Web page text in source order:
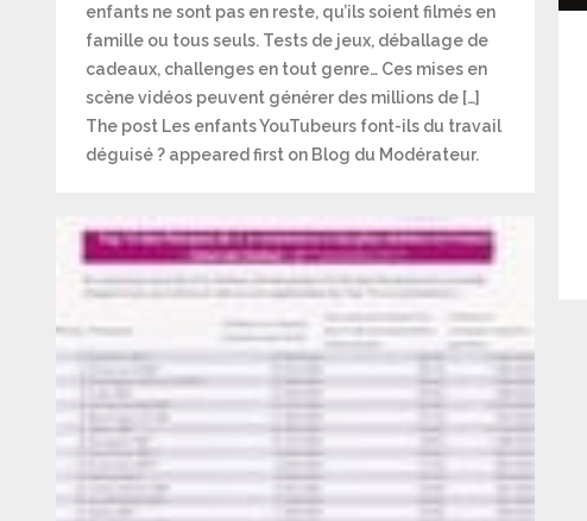
enfants ne sont pas en reste, qu’ils soient filmés en
famille ou tous seuls. Tests de jeux, déballage de
cadeaux, challenges en tout genre… Ces mises en
scène vidéos peuvent générer des millions de […]
The post Les enfants YouTubeurs font-ils du travail
déguisé ? appeared first on Blog du Modérateur.